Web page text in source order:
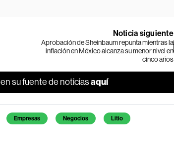
Noticia siguiente
Aprobación de Sheinbaum repunta mientras la
inflación en México alcanza su menor nivel en
cinco años
en su fuente de noticiasaquí
Empresas Negocios Litio